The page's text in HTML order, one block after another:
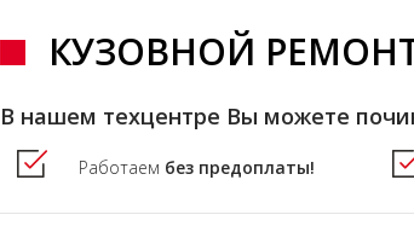
КУЗОВНОЙ
В нашем техцентре Вы можете
Работаем без предоплаты!